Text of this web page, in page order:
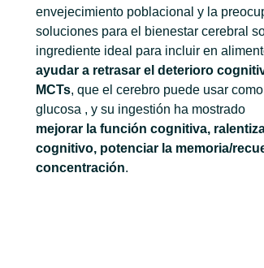
envejecimiento poblacional y la
soluciones para el bienestar cerebral
ingrediente ideal para incluir en
ayudar a retrasar el deterioro
MCTs, que el cerebro puede usar
glucosa , y su ingestión ha mostrado
mejorar la función cognitiva,
cognitivo, potenciar la memoria/
concentración.